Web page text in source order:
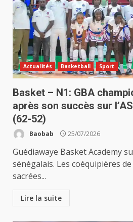
Actualités Basketball Sport
Basket – N1: GBA
après son succès sur
(62-52)
Baobab 25/07/2026
Guédiawaye Basket Academy
sénégalais. Les coéquipières
sacrées...
Lire la suite